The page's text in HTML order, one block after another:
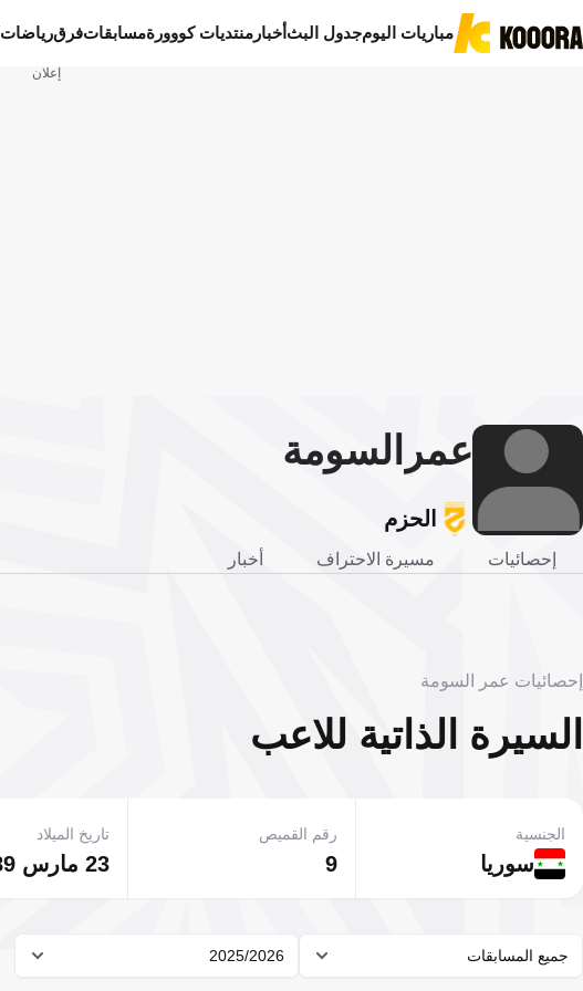
مباريات اليومجدول البثأخبار منتديات كووورةمسابقاتفرقرياضات
إعلان
عمر السومة
الحزم
إحصائيات مسيرة الاحتراف أخبار
إحصائيات عمر السومة
السيرة الذاتية للاعب
سوريا
الجنسية
9
رقم القميص
23 مارس 1989
تاريخ الميلاد
جميع المسابقات 2025/2026